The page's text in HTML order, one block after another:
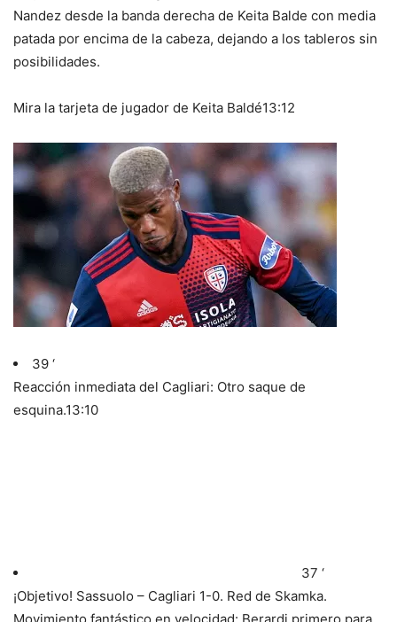
Nandez desde la banda derecha de Keita Balde con media
patada por encima de la cabeza, dejando a los tableros sin
posibilidades.
Mira la tarjeta de jugador de Keita Baldé13:12
39 ‘
Reacción inmediata del Cagliari: Otro saque de
esquina.13:10
37 ‘
¡Objetivo! Sassuolo – Cagliari 1-0. Red de Skamka.